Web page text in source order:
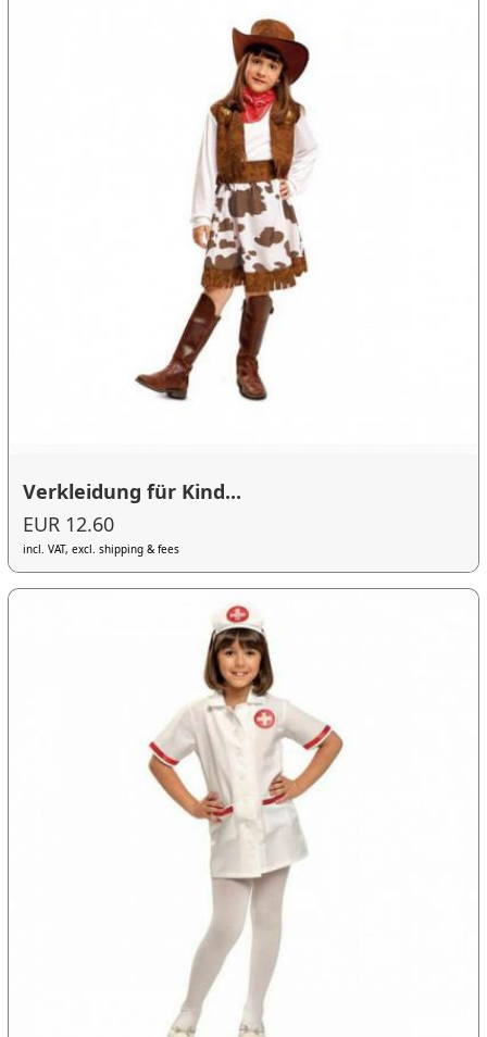
Verkleidung für Kind...
EUR 12.60
incl. VAT, excl. shipping & fees